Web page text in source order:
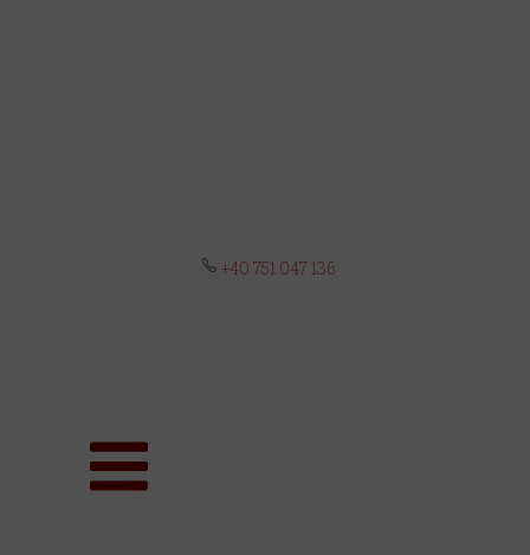
+40 751 047 136